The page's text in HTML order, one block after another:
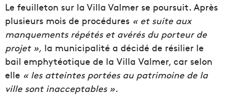
Le feuilleton sur la Villa Valmer se poursuit. Après
plusieurs mois de procédures « et suite aux
manquements répétés et avérés du porteur de
projet », la municipalité a décidé de résilier le
bail emphytéotique de la Villa Valmer, car selon
elle « les atteintes portées au patrimoine de la
ville sont inacceptables ».